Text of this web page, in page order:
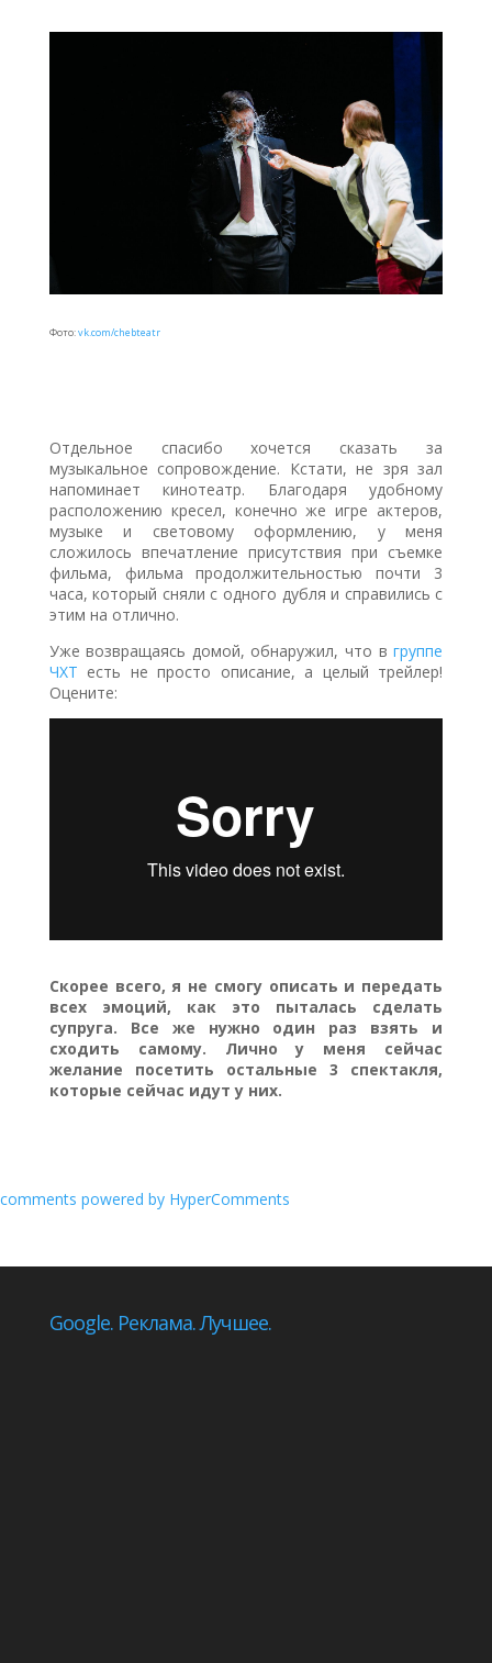
Фото:vk.com/chebteatr
Отдельное спасибо хочется сказать за
музыкальное сопровождение. Кстати, не зря зал
напоминает кинотеатр. Благодаря удобному
расположению кресел, конечно же игре актеров,
музыке и световому оформлению, у меня
сложилось впечатление присутствия при съемке
фильма, фильма продолжительностью почти 3
часа, который сняли с одного дубля и справились с
этим на отлично.
Уже возвращаясь домой, обнаружил, что вгруппе
ЧХТ есть не просто описание, а целый трейлер!
Оцените:
Скорее всего, я не смогу описать и передать
всех эмоций, как это пыталась сделать
супруга. Все же нужно один раз взять и
сходить самому. Лично у меня сейчас
желание посетить остальные 3 спектакля,
которые сейчас идут у них.
comments powered by HyperComments
Google. Реклама. Лучшее.